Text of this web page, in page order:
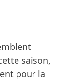
saison,
pour la